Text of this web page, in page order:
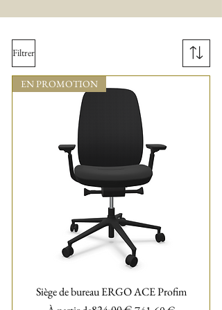
Filtrer
EN PROMOTION
Siège de bureau ERGO ACE Profim